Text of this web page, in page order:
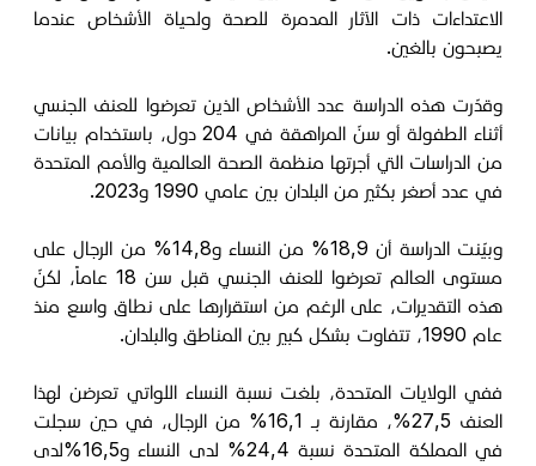
الاعتداءات ذات الآثار المدمرة للصحة ولحياة الأشخاص عندما
يصبحون بالغين.
وقدّرت هذه الدراسة عدد الأشخاص الذين تعرضوا للعنف الجنسي
أثناء الطفولة أو سنّ المراهقة في 204 دول، باستخدام بيانات
من الدراسات التي أجرتها منظمة الصحة العالمية والأمم المتحدة
في عدد أصغر بكثير من البلدان بين عامي 1990 و2023.
وبيّنت الدراسة أن 18,9% من النساء و14,8% من الرجال على
مستوى العالم تعرضوا للعنف الجنسي قبل سن 18 عاماً، لكنّ
هذه التقديرات، على الرغم من استقرارها على نطاق واسع منذ
عام 1990، تتفاوت بشكل كبير بين المناطق والبلدان.
ففي الولايات المتحدة، بلغت نسبة النساء اللواتي تعرضن لهذا
العنف 27,5%، مقارنة بـ 16,1% من الرجال، في حين سجلت
في المملكة المتحدة نسبة 24,4% لدى النساء و16,5%لدى